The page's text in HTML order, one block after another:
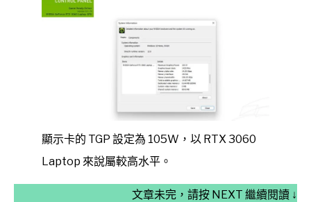
顯示卡的 TGP 設定為 105W，以 RTX 3060
Laptop 來說屬較高水平。
文章未完，請按 NEXT 繼續閱讀 ↓